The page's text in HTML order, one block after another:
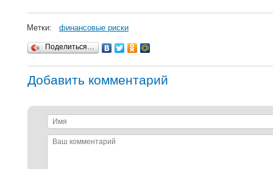
Метки: финансовые риски
Поделиться…
Добавить комментарий
Имя
Ваш